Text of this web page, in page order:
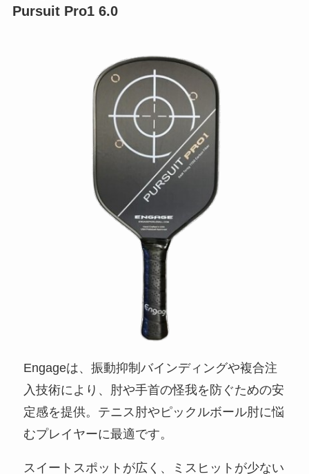
Pursuit Pro1 6.0
Engageは、振動抑制バインディングや複合注
入技術により、肘や手首の怪我を防ぐための安
定感を提供。テニス肘やピックルボール肘に悩
むプレイヤーに最適です。
スイートスポットが広く、ミスヒットが少ない